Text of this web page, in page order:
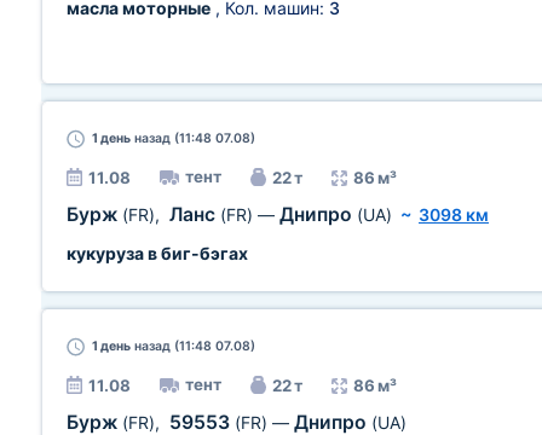
масла моторные , Кол. машин: 3
1 день назад (11:48 07.08)
11.08 тент 22 т 86 м³
Бурж (FR), Ланс (FR) — Днипро (UA) ~ 3098 км
кукуруза в биг-бэгах
1 день назад (11:48 07.08)
11.08 тент 22 т 86 м³
Бурж (FR), 59553 (FR) — Днипро (UA)